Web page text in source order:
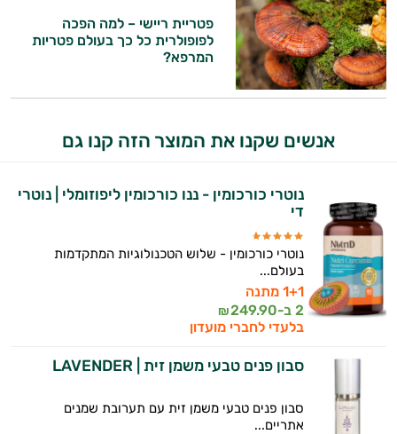
פטריית ריישי – למה הפכה
לפופולרית כל כך בעולם פטריות
המרפא?
אנשים שקנו את המוצר הזה קנו גם
נוטרי כורכומין - ננו כורכומין ליפוזומלי | נוטרי
די
נוטרי כורכומין - שלוש הטכנולוגיות המתקדמות
בעולם...
1+1 מתנה
2 ב-
249.90
₪
בלעדי לחברי מועדון
סבון פנים טבעי משמן זית | LAVENDER
סבון פנים טבעי משמן זית עם תערובת שמנים
אתריים...